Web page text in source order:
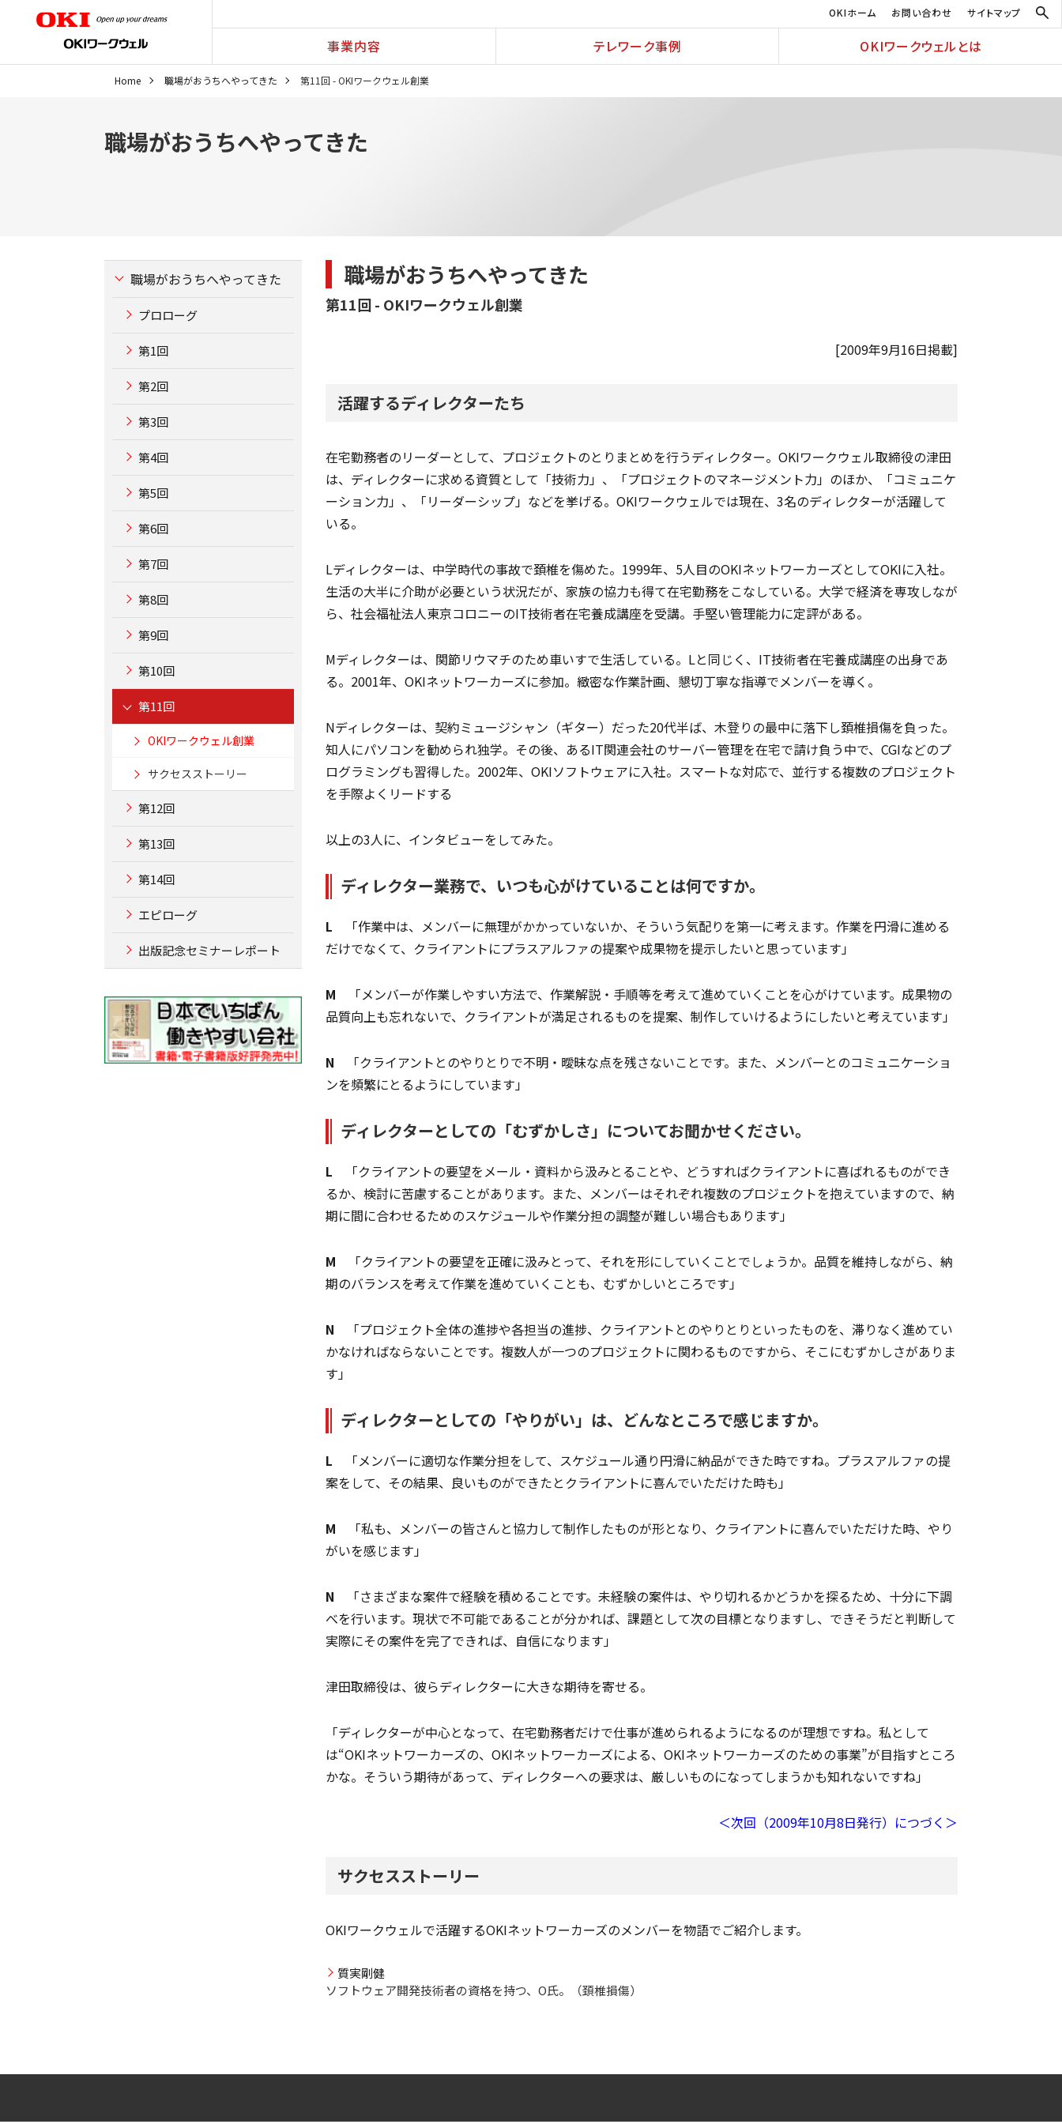
OKIホーム お問い合わせ サイトマップ
事業内容 テレワーク事例 OKIワークウェルとは
Home 職場がおうちへやってきた 第11回 - OKIワークウェル創業
職場がおうちへやってきた
職場がおうちへやってきた
第11回 - OKIワークウェル創業
[2009年9月16日掲載]
活躍するディレクターたち
在宅勤務者のリーダーとして、プロジェクトのとりまとめを行うディレクター。OKIワークウェル取締役の津田
は、ディレクターに求める資質として「技術力」、「プロジェクトのマネージメント力」のほか、「コミュニケ
ーション力」、「リーダーシップ」などを挙げる。OKIワークウェルでは現在、3名のディレクターが活躍して
いる。
Lディレクターは、中学時代の事故で頚椎を傷めた。1999年、5人目のOKIネットワーカーズとしてOKIに入社。
生活の大半に介助が必要という状況だが、家族の協力も得て在宅勤務をこなしている。大学で経済を専攻しなが
ら、社会福祉法人東京コロニーのIT技術者在宅養成講座を受講。手堅い管理能力に定評がある。
Mディレクターは、関節リウマチのため車いすで生活している。Lと同じく、IT技術者在宅養成講座の出身であ
る。2001年、OKIネットワーカーズに参加。緻密な作業計画、懇切丁寧な指導でメンバーを導く。
Nディレクターは、契約ミュージシャン（ギター）だった20代半ば、木登りの最中に落下し頚椎損傷を負った。
知人にパソコンを勧められ独学。その後、あるIT関連会社のサーバー管理を在宅で請け負う中で、CGIなどのプ
ログラミングも習得した。2002年、OKIソフトウェアに入社。スマートな対応で、並行する複数のプロジェクト
を手際よくリードする
以上の3人に、インタビューをしてみた。
ディレクター業務で、いつも心がけていることは何ですか。
L 「作業中は、メンバーに無理がかかっていないか、そういう気配りを第一に考えます。作業を円滑に進める
だけでなくて、クライアントにプラスアルファの提案や成果物を提示したいと思っています」
M 「メンバーが作業しやすい方法で、作業解説・手順等を考えて進めていくことを心がけています。成果物の
品質向上も忘れないで、クライアントが満足されるものを提案、制作していけるようにしたいと考えています」
N 「クライアントとのやりとりで不明・曖昧な点を残さないことです。また、メンバーとのコミュニケーショ
ンを頻繁にとるようにしています」
ディレクターとしての「むずかしさ」についてお聞かせください。
L 「クライアントの要望をメール・資料から汲みとることや、どうすればクライアントに喜ばれるものができ
るか、検討に苦慮することがあります。また、メンバーはそれぞれ複数のプロジェクトを抱えていますので、納
期に間に合わせるためのスケジュールや作業分担の調整が難しい場合もあります」
M 「クライアントの要望を正確に汲みとって、それを形にしていくことでしょうか。品質を維持しながら、納
期のバランスを考えて作業を進めていくことも、むずかしいところです」
N 「プロジェクト全体の進捗や各担当の進捗、クライアントとのやりとりといったものを、滞りなく進めてい
かなければならないことです。複数人が一つのプロジェクトに関わるものですから、そこにむずかしさがありま
す」
ディレクターとしての「やりがい」は、どんなところで感じますか。
L 「メンバーに適切な作業分担をして、スケジュール通り円滑に納品ができた時ですね。プラスアルファの提
案をして、その結果、良いものができたとクライアントに喜んでいただけた時も」
M 「私も、メンバーの皆さんと協力して制作したものが形となり、クライアントに喜んでいただけた時、やり
がいを感じます」
N 「さまざまな案件で経験を積めることです。未経験の案件は、やり切れるかどうかを探るため、十分に下調
べを行います。現状で不可能であることが分かれば、課題として次の目標となりますし、できそうだと判断して
実際にその案件を完了できれば、自信になります」
津田取締役は、彼らディレクターに大きな期待を寄せる。
「ディレクターが中心となって、在宅勤務者だけで仕事が進められるようになるのが理想ですね。私として
は“OKIネットワーカーズの、OKIネットワーカーズによる、OKIネットワーカーズのための事業”が目指すところ
かな。そういう期待があって、ディレクターへの要求は、厳しいものになってしまうかも知れないですね」
＜次回（2009年10月8日発行）につづく＞
サクセスストーリー
OKIワークウェルで活躍するOKIネットワーカーズのメンバーを物語でご紹介します。
質実剛健
ソフトウェア開発技術者の資格を持つ、O氏。（頚椎損傷）
職場がおうちへやってきた
プロローグ
第1回
第2回
第3回
第4回
第5回
第6回
第7回
第8回
第9回
第10回
第11回
OKIワークウェル創業
サクセスストーリー
第12回
第13回
第14回
エピローグ
出版記念セミナーレポート